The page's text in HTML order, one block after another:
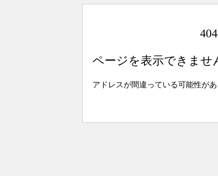
ページを表示できませ
アドレスが間違っている可能性が